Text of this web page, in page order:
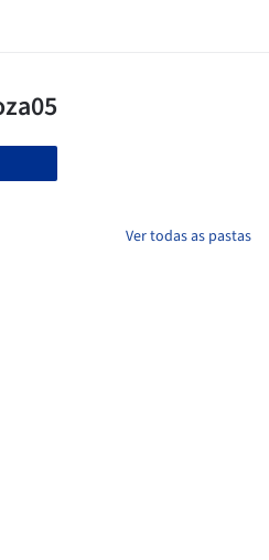
Ver todas as pastas